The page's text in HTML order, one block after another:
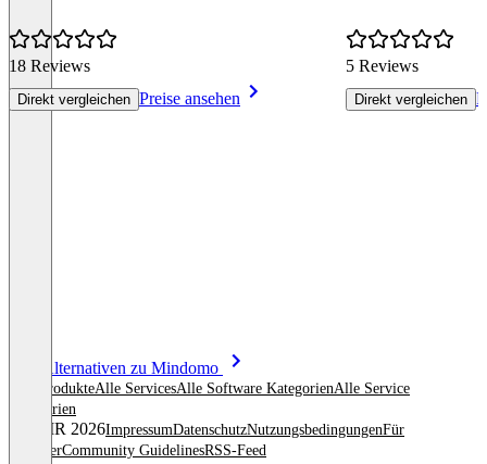
18 Reviews
Direkt vergleichen Preise ansehen
5 Reviews
Direkt vergleichen
Alle Alternativen zu Mindomo
Alle ProdukteAlle ServicesAlle Software KategorienAlle Service
Kategorien
© OMR 2026ImpressumDatenschutzNutzungsbedingungenFür
AnbieterCommunity GuidelinesRSS-Feed